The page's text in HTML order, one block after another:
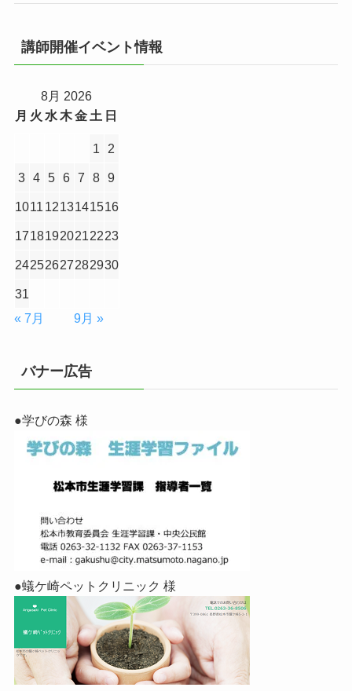
講師開催イベント情報
8月 2026
月 火 水木金 土 日
1 2
3 4 5 6 7 8 9
1011 1213141516
17181920212223
24252627282930
31
« 7月
9月 »
バナー広告
●学びの森 様
●蟻ケ崎ペットクリニック 様